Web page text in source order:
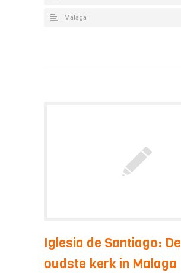
Malaga
Iglesia de Santiago: De
oudste kerk in Malaga